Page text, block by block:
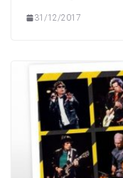
31/12/2017